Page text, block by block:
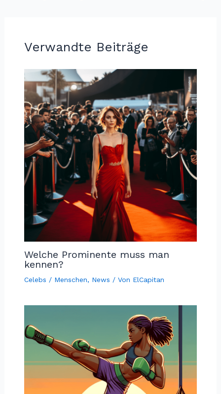
Verwandte Beiträge
Welche Prominente muss man
kennen?
Celebs / Menschen, News / Von ElCapitan